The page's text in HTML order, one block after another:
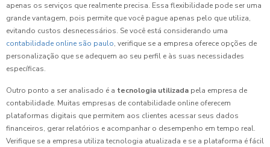
apenas os serviços que realmente precisa. Essa flexibilidade pode ser uma
grande vantagem, pois permite que você pague apenas pelo que utiliza,
evitando custos desnecessários. Se você está considerando uma
contabilidade online são paulo, verifique se a empresa oferece opções de
personalização que se adequem ao seu perfil e às suas necessidades
específicas.
Outro ponto a ser analisado é a tecnologia utilizada pela empresa de
contabilidade. Muitas empresas de contabilidade online oferecem
plataformas digitais que permitem aos clientes acessar seus dados
financeiros, gerar relatórios e acompanhar o desempenho em tempo real.
Verifique se a empresa utiliza tecnologia atualizada e se a plataforma é fácil